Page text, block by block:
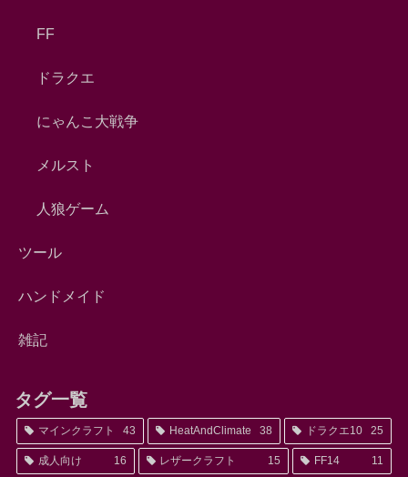
FF
ドラクエ
にゃんこ大戦争
メルスト
人狼ゲーム
ツール
ハンドメイド
雑記
タグ一覧
マインクラフト 43 HeatAndClimate 38 ドラクエ10 25
成人向け 16 レザークラフト 15 FF14 11